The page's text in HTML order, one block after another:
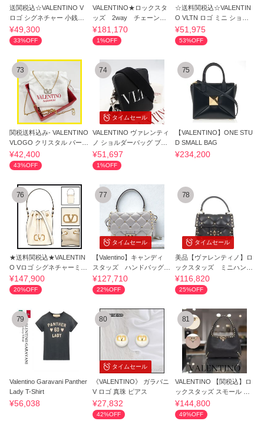
送関税込☆VALENTINO V
ロゴ シグネチャー 小銭入
れ 二つ折り財布
¥49,300
33%OFF
VALENTINO★ロックスタ
ッズ 2way チェーンシ
ョルダー Sランク
¥181,170
1%OFF
☆送料関税込☆VALENTIN
O VLTN ロゴ ミニ ショル
ダーバッグ☆
¥51,975
53%OFF
73
関税送料込み- VALENTINO
VLOGO クリスタル パール
ネックレス
¥42,400
43%OFF
タイムセール
74
VALENTINO ヴァレンティ
ノ ショルダーバッグ ブラ
ック
¥51,697
1%OFF
75
【VALENTINO】ONE STU
D SMALL BAG
¥234,200
76
★送料関税込★VALENTIN
O Vロゴ シグネチャーミニ
バケットバッグ
¥147,900
20%OFF
タイムセール
77
【Valentino】キャンディ
スタッズ ハンドバッグ
2way
¥127,710
22%OFF
タイムセール
78
美品【ヴァレンティノ】ロ
ックスタッズ ミニハンド
バッグ 2way
¥116,820
25%OFF
79
Valentino Garavani Panther
Lady T-Shirt
¥56,038
タイムセール
80
《VALENTINO》 ガラバニ
V ロゴ 真珠 ピアス
¥27,832
42%OFF
81
VALENTINO 【関税込】ロ
ックスタッズ スモール ホ
ーボーバッグ
¥144,800
49%OFF